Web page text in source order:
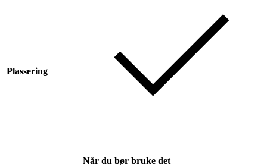
Plassering
Når du bør bruke det